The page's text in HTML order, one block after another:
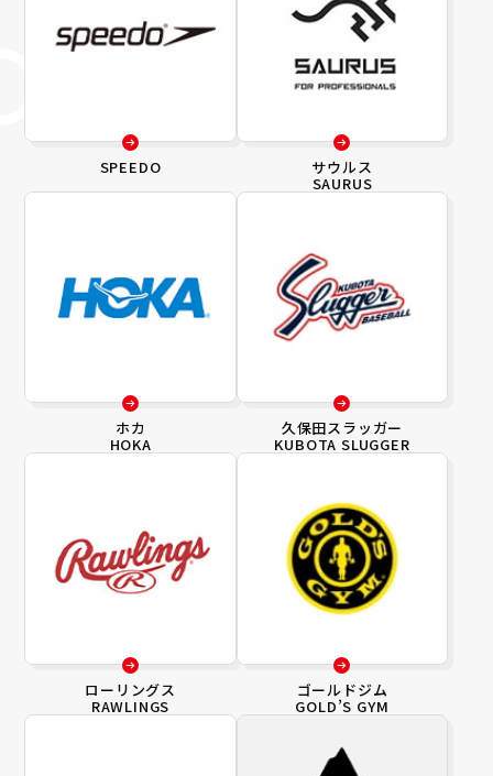
SPEEDO サウルス
SAURUS
ホカ
HOKA
久保田スラッガー
KUBOTA SLUGGER
ローリングス
RAWLINGS
ゴールドジム
GOLD’S GYM